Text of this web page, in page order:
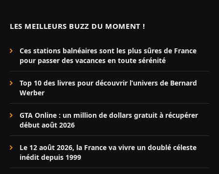
LES MEILLEURS BUZZ DU MOMENT !
Ces stations balnéaires sont les plus sûres de France
pour passer des vacances en toute sérénité
Top 10 des livres pour découvrir l’univers de Bernard
Werber
GTA Online : un million de dollars gratuit à récupérer
début août 2026
Le 12 août 2026, la France va vivre un doublé céleste
inédit depuis 1999